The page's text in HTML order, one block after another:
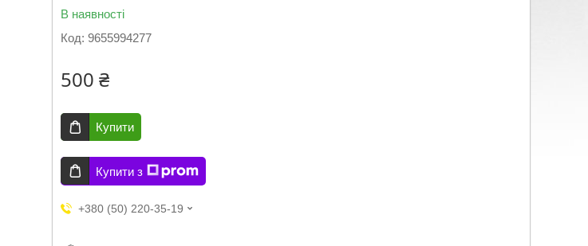
В наявності
Код: 9655994277
500 ₴
Купити
Купити з
+380 (50) 220-35-19